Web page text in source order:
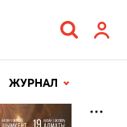
ЖУРНАЛ